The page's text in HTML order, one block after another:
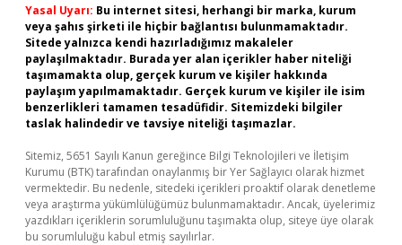
Yasal Uyarı: Bu internet sitesi, herhangi bir marka, kurum
veya şahıs şirketi ile hiçbir bağlantısı bulunmamaktadır.
Sitede yalnızca kendi hazırladığımız makaleler
paylaşılmaktadır. Burada yer alan içerikler haber niteliği
taşımamakta olup, gerçek kurum ve kişiler hakkında
paylaşım yapılmamaktadır. Gerçek kurum ve kişiler ile isim
benzerlikleri tamamen tesadüfidir. Sitemizdeki bilgiler
taslak halindedir ve tavsiye niteliği taşımazlar.
Sitemiz, 5651 Sayılı Kanun gereğince Bilgi Teknolojileri ve İletişim
Kurumu (BTK) tarafından onaylanmış bir Yer Sağlayıcı olarak hizmet
vermektedir. Bu nedenle, sitedeki içerikleri proaktif olarak denetleme
veya araştırma yükümlülüğümüz bulunmamaktadır. Ancak, üyelerimiz
yazdıkları içeriklerin sorumluluğunu taşımakta olup, siteye üye olarak
bu sorumluluğu kabul etmiş sayılırlar.